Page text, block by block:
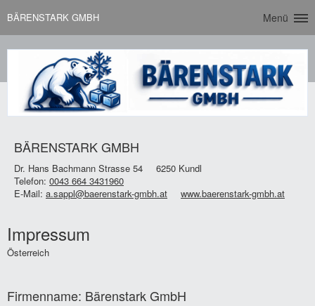
BÄRENSTARK GMBH Menü
BÄRENSTARK GMBH
Dr. Hans Bachmann Strasse 54
6250 Kundl
Telefon: 0043 664 3431960
E-Mail: a.sappl@baerenstark-gmbh.at www.baerenstark-gmbh.at
Impressum
Österreich
Firmenname: Bärenstark GmbH